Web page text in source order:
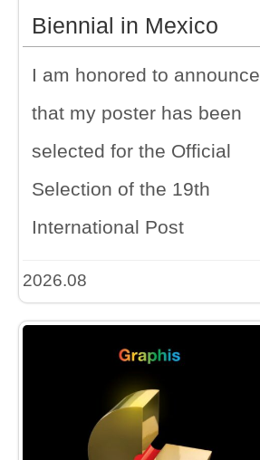
Biennial in Mexico
I am honored to announce
that my poster has been
selected for the Official
Selection of the 19th
International Post
2026.08